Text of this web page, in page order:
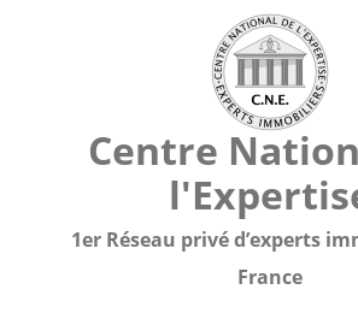
Centre
1er Réseau privé d’experts
France